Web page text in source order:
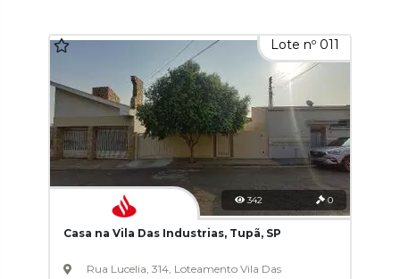
Lote nº 011
342 0
Casa na Vila Das Industrias, Tupã, SP
Rua Lucelia, 314, Loteamento Vila Das